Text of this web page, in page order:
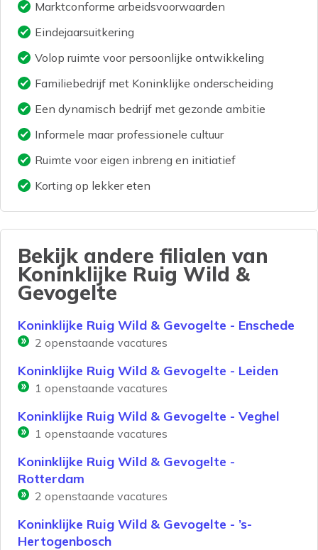
Marktconforme arbeidsvoorwaarden
Eindejaarsuitkering
Volop ruimte voor persoonlijke ontwikkeling
Familiebedrijf met Koninklijke onderscheiding
Een dynamisch bedrijf met gezonde ambitie
Informele maar professionele cultuur
Ruimte voor eigen inbreng en initiatief
Korting op lekker eten
Bekijk andere filialen van
Koninklijke Ruig Wild &
Gevogelte
Koninklijke Ruig Wild & Gevogelte - Enschede
2 openstaande vacatures
Koninklijke Ruig Wild & Gevogelte - Leiden
1 openstaande vacatures
Koninklijke Ruig Wild & Gevogelte - Veghel
1 openstaande vacatures
Koninklijke Ruig Wild & Gevogelte -
Rotterdam
2 openstaande vacatures
Koninklijke Ruig Wild & Gevogelte - ’s-
Hertogenbosch